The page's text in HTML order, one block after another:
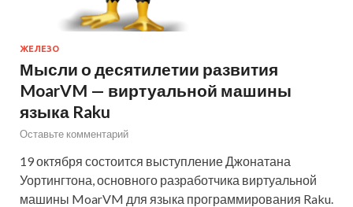
ЖЕЛЕЗО
Мысли о десятилетии развития
MoarVM — виртуальной машины
языка Raku
Оставьте комментарий
19 октября состоится выступление Джонатана
Уортингтона, основного разработчика виртуальной
машины MoarVM для языка программирования Raku.